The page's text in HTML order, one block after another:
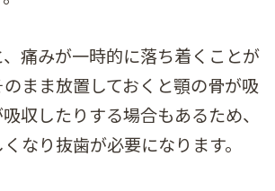
痛みが一時的に落ち着くことが
まま放置しておくと顎の骨が吸
収したりする場合もあるため、
なり抜歯が必要になります。